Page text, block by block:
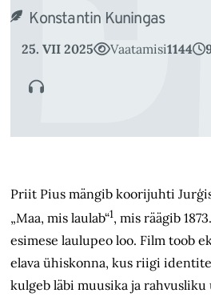
Konstantin Kuningas
25. VII 2025 Vaatamisi1144
Priit Pius mängib koorijuhti
„Maa, mis laulab“1, mis räägib
esimese laulupeo loo. Film toob
elava ühiskonna, kus riigi
kulgeb läbi muusika ja